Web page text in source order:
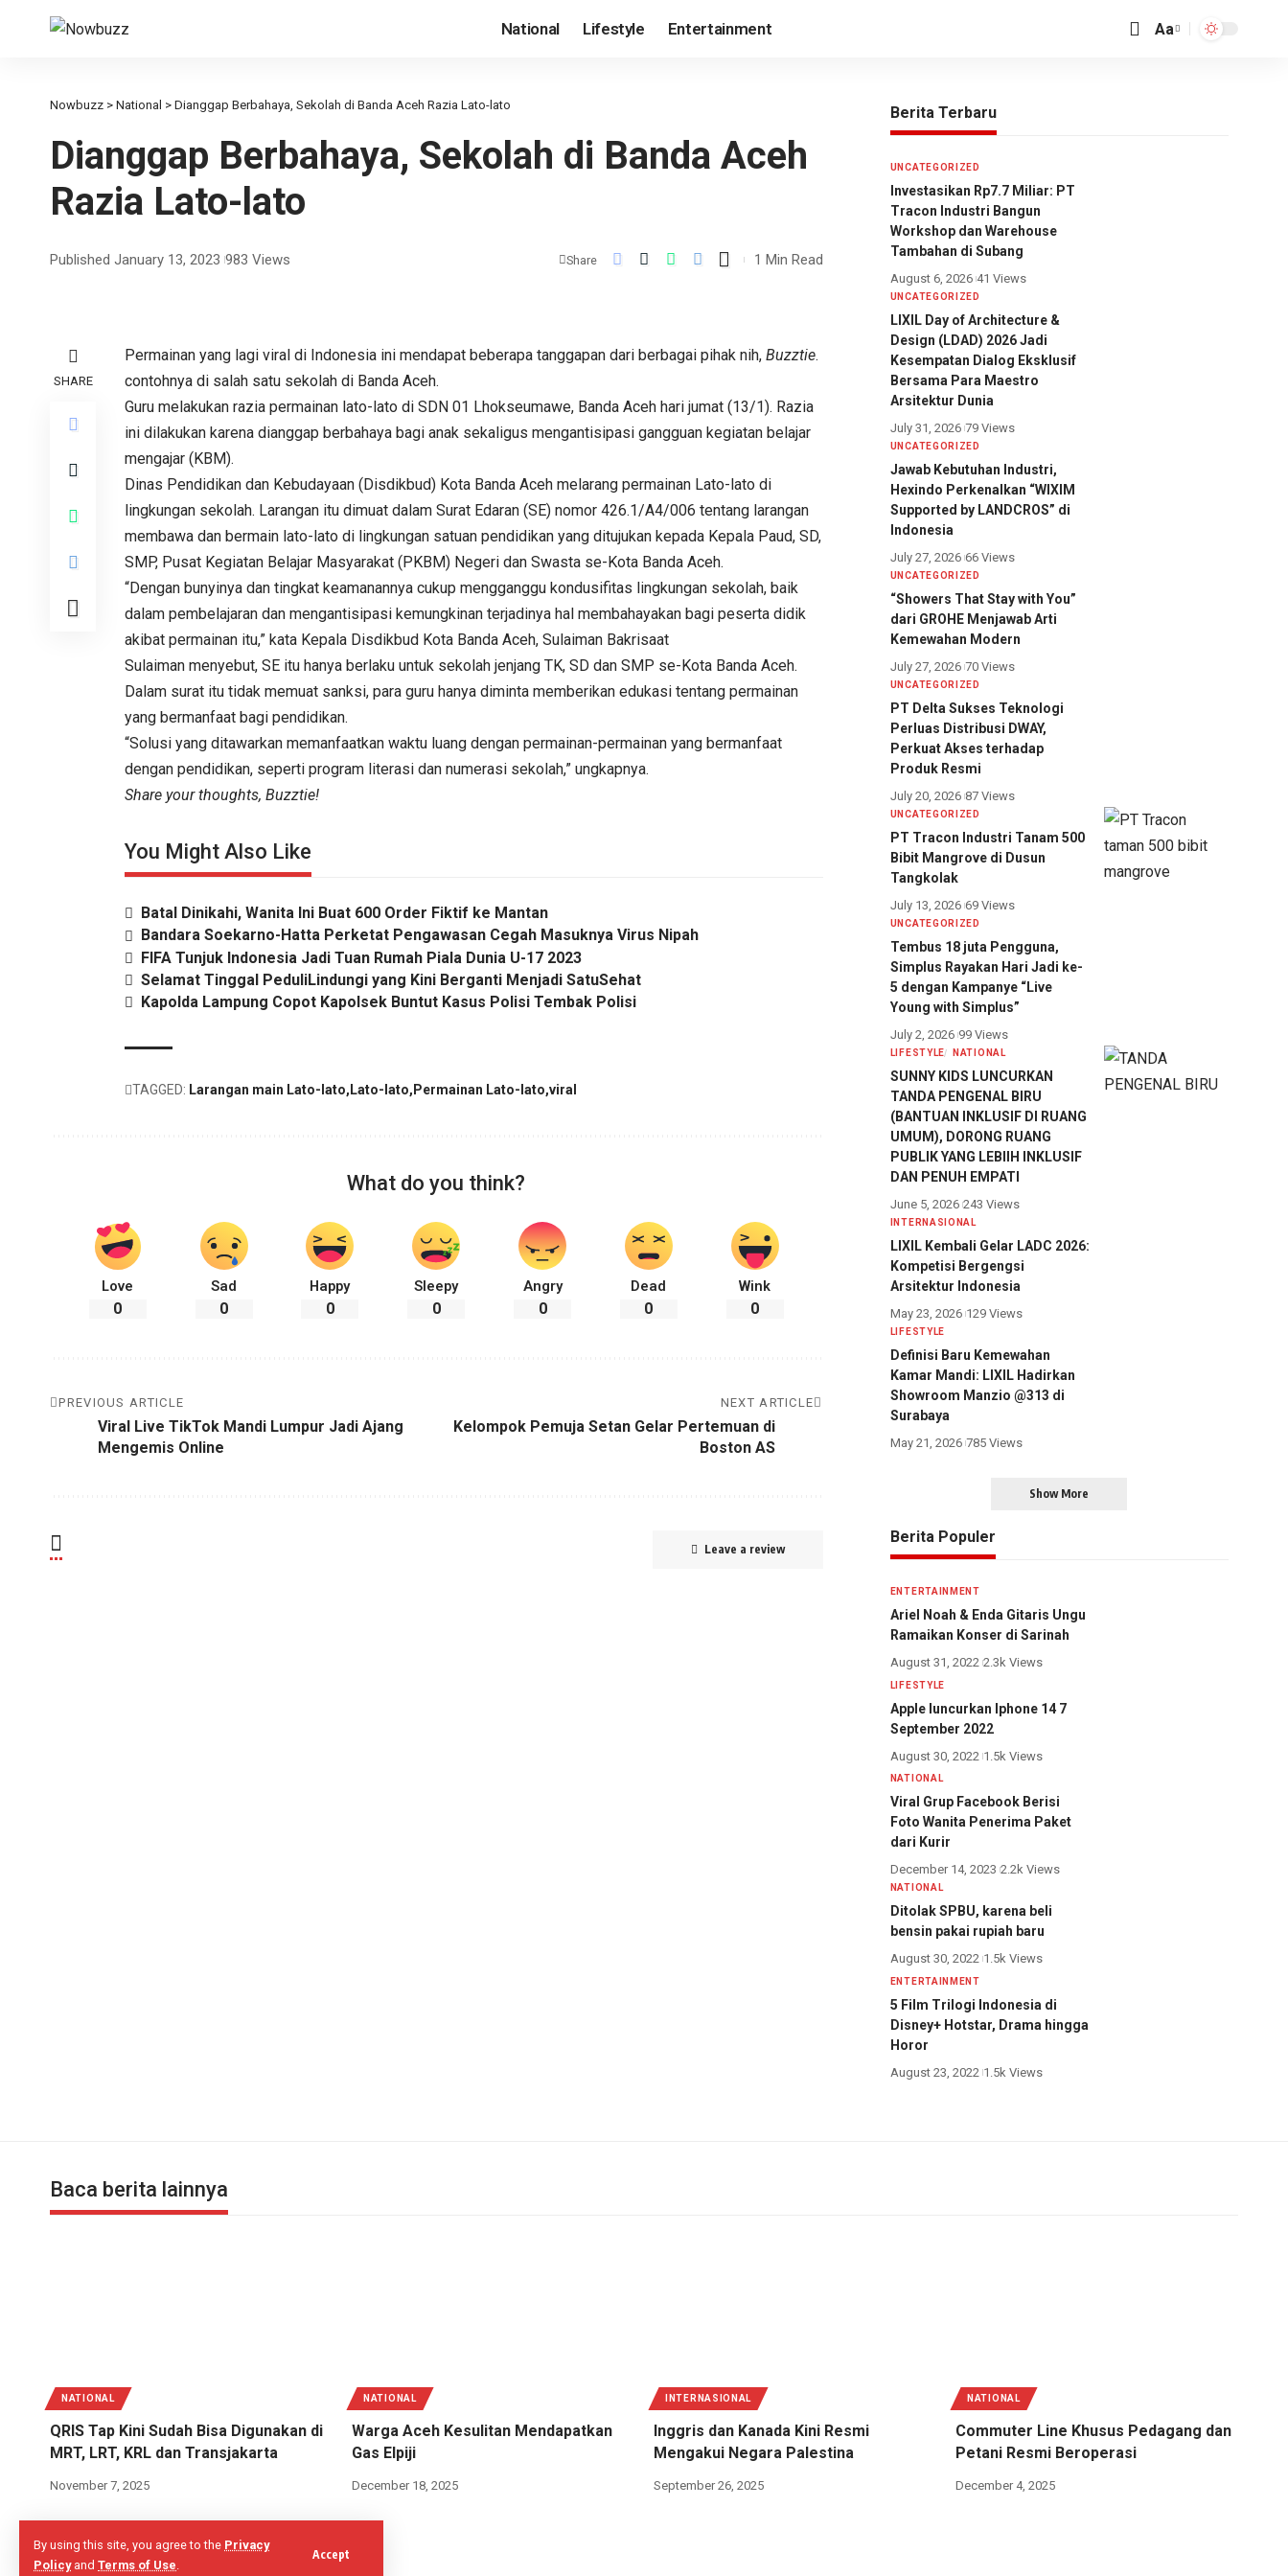
By using this site, you agree to the Privacy
Policyand Terms of Use.
Accept
National Lifestyle Entertainment Aa
Nowbuzz > National > Dianggap Berbahaya, Sekolah di Banda Aceh Razia Lato-lato
Dianggap Berbahaya, Sekolah di Banda Aceh
Razia Lato-lato
Published January 13, 2023 983 Views Share 1 Min Read
SHARE
Permainan yang lagi viral di Indonesia ini mendapat beberapa tanggapan dari berbagai pihak nih, Buzztie.
contohnya di salah satu sekolah di Banda Aceh.
Guru melakukan razia permainan lato-lato di SDN 01 Lhokseumawe, Banda Aceh hari jumat (13/1). Razia
ini dilakukan karena dianggap berbahaya bagi anak sekaligus mengantisipasi gangguan kegiatan belajar
mengajar (KBM).
Dinas Pendidikan dan Kebudayaan (Disdikbud) Kota Banda Aceh melarang permainan Lato-lato di
lingkungan sekolah. Larangan itu dimuat dalam Surat Edaran (SE) nomor 426.1/A4/006 tentang larangan
membawa dan bermain lato-lato di lingkungan satuan pendidikan yang ditujukan kepada Kepala Paud, SD,
SMP, Pusat Kegiatan Belajar Masyarakat (PKBM) Negeri dan Swasta se-Kota Banda Aceh.
“Dengan bunyinya dan tingkat keamanannya cukup mengganggu kondusifitas lingkungan sekolah, baik
dalam pembelajaran dan mengantisipasi kemungkinan terjadinya hal membahayakan bagi peserta didik
akibat permainan itu,” kata Kepala Disdikbud Kota Banda Aceh, Sulaiman Bakrisaat
Sulaiman menyebut, SE itu hanya berlaku untuk sekolah jenjang TK, SD dan SMP se-Kota Banda Aceh.
Dalam surat itu tidak memuat sanksi, para guru hanya diminta memberikan edukasi tentang permainan
yang bermanfaat bagi pendidikan.
“Solusi yang ditawarkan memanfaatkan waktu luang dengan permainan-permainan yang bermanfaat
dengan pendidikan, seperti program literasi dan numerasi sekolah,” ungkapnya.
Share your thoughts, Buzztie!
You Might Also Like
Batal Dinikahi, Wanita Ini Buat 600 Order Fiktif ke Mantan
Bandara Soekarno-Hatta Perketat Pengawasan Cegah Masuknya Virus Nipah
FIFA Tunjuk Indonesia Jadi Tuan Rumah Piala Dunia U-17 2023
Selamat Tinggal PeduliLindungi yang Kini Berganti Menjadi SatuSehat
Kapolda Lampung Copot Kapolsek Buntut Kasus Polisi Tembak Polisi
TAGGED: Larangan main Lato-lato Lato-lato Permainan Lato-lato viral
What do you think?
Love
0
Sad
0
Happy
0
Sleepy
0
Angry
0
Dead
0
Wink
0
PREVIOUS ARTICLE
Viral Live TikTok Mandi Lumpur Jadi Ajang
Mengemis Online
NEXT ARTICLE
Kelompok Pemuja Setan Gelar Pertemuan di
Boston AS
Leave a review
Berita Terbaru
UNCATEGORIZED
Investasikan Rp7.7 Miliar: PT
Tracon Industri Bangun
Workshop dan Warehouse
Tambahan di Subang
August 6, 2026 41 Views
UNCATEGORIZED
LIXIL Day of Architecture &
Design (LDAD) 2026 Jadi
Kesempatan Dialog Eksklusif
Bersama Para Maestro
Arsitektur Dunia
July 31, 2026 79 Views
UNCATEGORIZED
Jawab Kebutuhan Industri,
Hexindo Perkenalkan “WIXIM
Supported by LANDCROS” di
Indonesia
July 27, 2026 66 Views
UNCATEGORIZED
“Showers That Stay with You”
dari GROHE Menjawab Arti
Kemewahan Modern
July 27, 2026 70 Views
UNCATEGORIZED
PT Delta Sukses Teknologi
Perluas Distribusi DWAY,
Perkuat Akses terhadap
Produk Resmi
July 20, 2026 87 Views
UNCATEGORIZED
PT Tracon Industri Tanam 500
Bibit Mangrove di Dusun
Tangkolak
July 13, 2026 69 Views
UNCATEGORIZED
Tembus 18 juta Pengguna,
Simplus Rayakan Hari Jadi ke-
5 dengan Kampanye “Live
Young with Simplus”
July 2, 2026 99 Views
LIFESTYLE NATIONAL
SUNNY KIDS LUNCURKAN
TANDA PENGENAL BIRU
(BANTUAN INKLUSIF DI RUANG
UMUM), DORONG RUANG
PUBLIK YANG LEBIIH INKLUSIF
DAN PENUH EMPATI
June 5, 2026 243 Views
INTERNASIONAL
LIXIL Kembali Gelar LADC 2026:
Kompetisi Bergengsi
Arsitektur Indonesia
May 23, 2026 129 Views
LIFESTYLE
Definisi Baru Kemewahan
Kamar Mandi: LIXIL Hadirkan
Showroom Manzio @313 di
Surabaya
May 21, 2026 785 Views
Show More
Berita Populer
ENTERTAINMENT
Ariel Noah & Enda Gitaris Ungu
Ramaikan Konser di Sarinah
August 31, 2022 2.3k Views
LIFESTYLE
Apple luncurkan Iphone 14 7
September 2022
August 30, 2022 1.5k Views
NATIONAL
Viral Grup Facebook Berisi
Foto Wanita Penerima Paket
dari Kurir
December 14, 2023 2.2k Views
NATIONAL
Ditolak SPBU, karena beli
bensin pakai rupiah baru
August 30, 2022 1.5k Views
ENTERTAINMENT
5 Film Trilogi Indonesia di
Disney+ Hotstar, Drama hingga
Horor
August 23, 2022 1.5k Views
Baca berita lainnya
NATIONAL
QRIS Tap Kini Sudah Bisa Digunakan di
MRT, LRT, KRL dan Transjakarta
November 7, 2025
NATIONAL
Warga Aceh Kesulitan Mendapatkan
Gas Elpiji
December 18, 2025
INTERNASIONAL
Inggris dan Kanada Kini Resmi
Mengakui Negara Palestina
September 26, 2025
NATIONAL
Commuter Line Khusus Pedagang dan
Petani Resmi Beroperasi
December 4, 2025